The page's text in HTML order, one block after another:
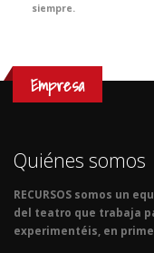
siempre.
Empresa
Quiénes somos
RECURSOS somos un
del teatro que trabaja
experimentéis, en